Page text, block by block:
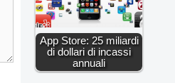
App Store: 25 miliardi
di dollari di incassi
annuali